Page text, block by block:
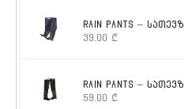
RAIN PANTS –
39.00 ₾
RAIN PANTS –
59.00 ₾